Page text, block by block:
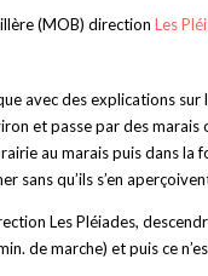
(MOB) direction Les
avec des explications
et passe par des
au marais puis dans
sans qu’ils s’en
Les Pléiades,
de marche) et puis ce